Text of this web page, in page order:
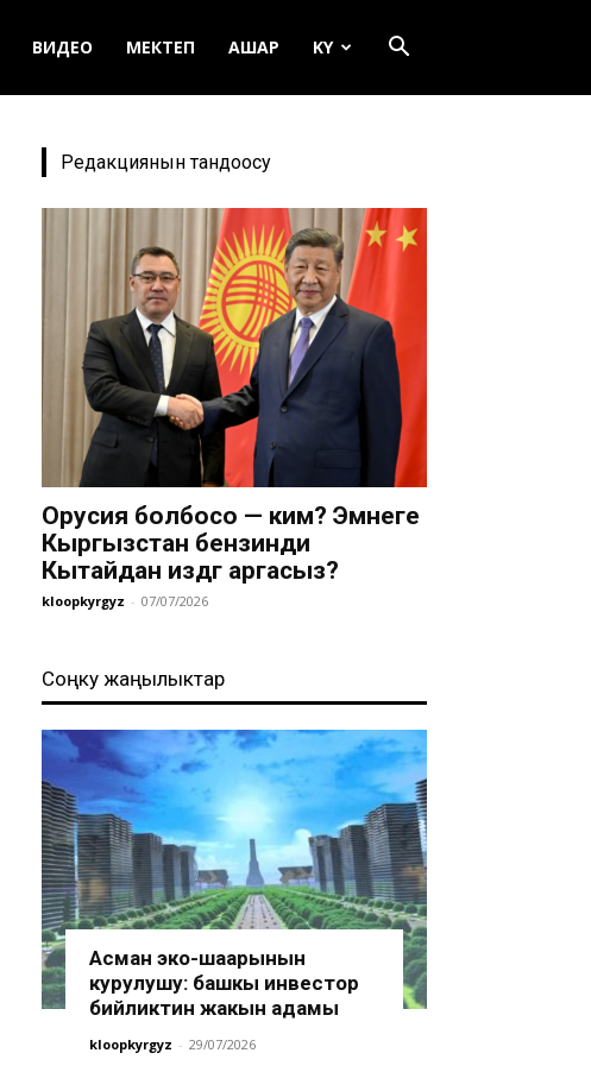
ВИДЕО МЕКТЕП АШАР KY
Редакциянын тандоосу
Орусия болбосо — ким? Эмнеге
Кыргызстан бензинди
Кытайдан издөөгө аргасыз?
kloopkyrgyz - 07/07/2026
Соңку жаңылыктар
Асман эко-шаарынын
курулушу: башкы инвестор
бийликтин жакын адамы
kloopkyrgyz - 29/07/2026